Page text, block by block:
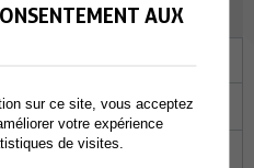
2025
03 04 05
10 11
AUX
sur ce site, vous acceptez
votre expérience
de visites.